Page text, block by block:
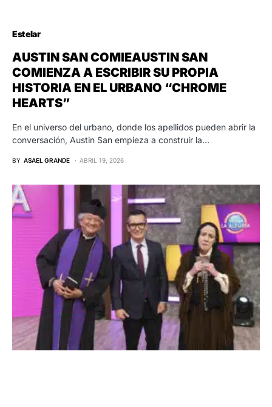
Estelar
AUSTIN SAN COMIEAUSTIN SAN
COMIENZA A ESCRIBIR SU PROPIA
HISTORIA EN EL URBANO “CHROME
HEARTS”
En el universo del urbano, donde los apellidos pueden abrir la
conversación, Austin San empieza a construir la…
BY ASAEL GRANDE ABRIL 19, 2026